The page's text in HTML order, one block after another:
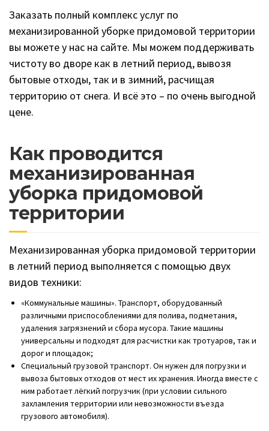
Заказать полный комплекс услуг по
механизированной уборке придомовой территории
вы можете у нас на сайте. Мы можем поддерживать
чистоту во дворе как в летний период, вывозя
бытовые отходы, так и в зимний, расчищая
территорию от снега. И всё это – по очень выгодной
цене.
Как проводится
механизированная
уборка придомовой
территории
Механизированная уборка придомовой территории
в летний период выполняется с помощью двух
видов техники:
«Коммунальные машины». Транспорт, оборудованный
различными приспособлениями для полива, подметания,
удаления загрязнений и сбора мусора. Такие машины
универсальны и подходят для расчистки как тротуаров, так и
дорог и площадок;
Специальный грузовой транспорт. Он нужен для погрузки и
вывоза бытовых отходов от мест их хранения. Иногда вместе с
ним работает лёгкий погрузчик (при условии сильного
захламления территории или невозможности въезда
грузового автомобиля).